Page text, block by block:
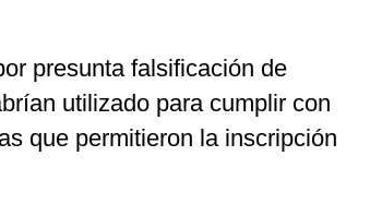
presunta falsificación de
utilizado para cumplir con
que permitieron la inscripción